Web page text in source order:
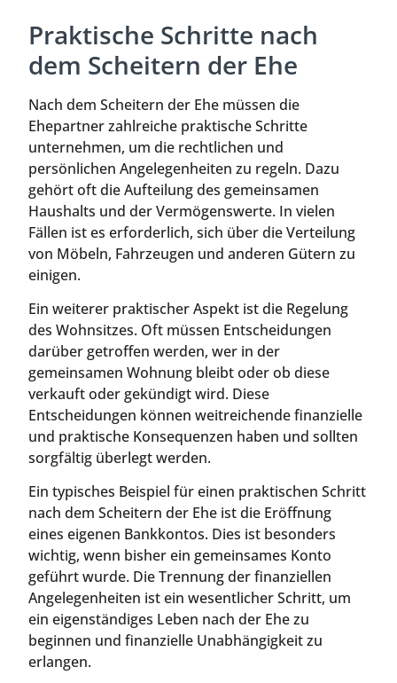
Praktische Schritte nach
dem Scheitern der Ehe
Nach dem Scheitern der Ehe müssen die
Ehepartner zahlreiche praktische Schritte
unternehmen, um die rechtlichen und
persönlichen Angelegenheiten zu regeln. Dazu
gehört oft die Aufteilung des gemeinsamen
Haushalts und der Vermögenswerte. In vielen
Fällen ist es erforderlich, sich über die Verteilung
von Möbeln, Fahrzeugen und anderen Gütern zu
einigen.
Ein weiterer praktischer Aspekt ist die Regelung
des Wohnsitzes. Oft müssen Entscheidungen
darüber getroffen werden, wer in der
gemeinsamen Wohnung bleibt oder ob diese
verkauft oder gekündigt wird. Diese
Entscheidungen können weitreichende finanzielle
und praktische Konsequenzen haben und sollten
sorgfältig überlegt werden.
Ein typisches Beispiel für einen praktischen Schritt
nach dem Scheitern der Ehe ist die Eröffnung
eines eigenen Bankkontos. Dies ist besonders
wichtig, wenn bisher ein gemeinsames Konto
geführt wurde. Die Trennung der finanziellen
Angelegenheiten ist ein wesentlicher Schritt, um
ein eigenständiges Leben nach der Ehe zu
beginnen und finanzielle Unabhängigkeit zu
erlangen.